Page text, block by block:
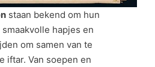
staan bekend om hun
hapjes en
om samen van te
iftar. Van soepen en